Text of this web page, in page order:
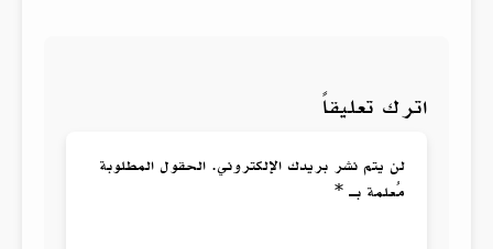
اترك تعليقاً
لن يتم نشر بريدك الإلكتروني. الحقول المطلوبة
مُعلمة بـ *